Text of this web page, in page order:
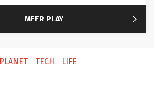
MEER PLAY 
PLANET TECH LIFE